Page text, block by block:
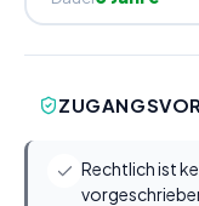
Rechtlich ist